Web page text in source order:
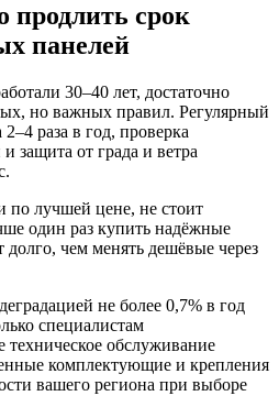
продлить срок
панелей
30–40 лет, достаточно
но важных правил. Регулярный
раза в год, проверка
защита от града и ветра
по лучшей цене, не стоит
один раз купить надёжные
чем менять дешёвые через
не более 0,7% в год
специалистам
техническое обслуживание
комплектующие и крепления
вашего региона при выборе